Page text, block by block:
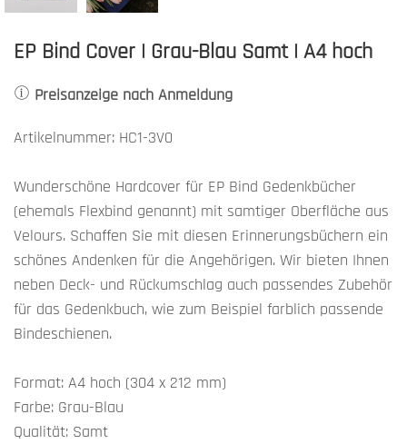
EP Bind Cover | Grau-Blau Samt | A4 hoch
Preisanzeige nach Anmeldung
Artikelnummer: HC1-3V0
Wunderschöne Hardcover für EP Bind Gedenkbücher
(ehemals Flexbind genannt) mit samtiger Oberfläche aus
Velours. Schaffen Sie mit diesen Erinnerungsbüchern ein
schönes Andenken für die Angehörigen. Wir bieten Ihnen
neben Deck- und Rückumschlag auch passendes Zubehör
für das Gedenkbuch, wie zum Beispiel farblich passende
Bindeschienen.
Format: A4 hoch (304 x 212 mm)
Farbe: Grau-Blau
Qualität: Samt